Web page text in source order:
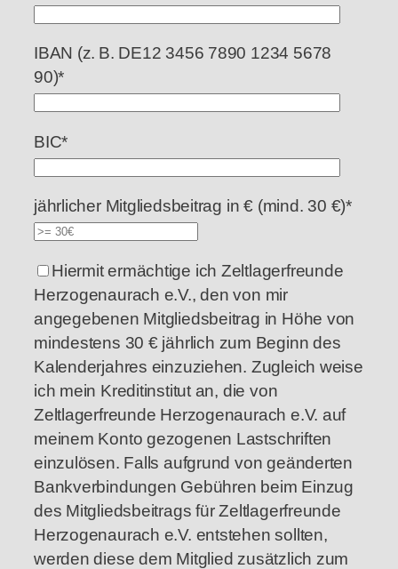
IBAN (z. B. DE12 3456 7890 1234 5678
90)*
BIC*
jährlicher Mitgliedsbeitrag in € (mind. 30 €)*
Hiermit ermächtige ich Zeltlagerfreunde
Herzogenaurach e.V., den von mir
angegebenen Mitgliedsbeitrag in Höhe von
mindestens 30 € jährlich zum Beginn des
Kalenderjahres einzuziehen. Zugleich weise
ich mein Kreditinstitut an, die von
Zeltlagerfreunde Herzogenaurach e.V. auf
meinem Konto gezogenen Lastschriften
einzulösen. Falls aufgrund von geänderten
Bankverbindungen Gebühren beim Einzug
des Mitgliedsbeitrags für Zeltlagerfreunde
Herzogenaurach e.V. entstehen sollten,
werden diese dem Mitglied zusätzlich zum